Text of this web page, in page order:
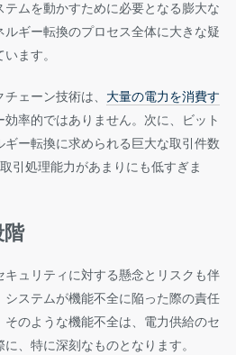
ムを動かすために必要となる膨大な
ギー転換のプロセス全体に大きな疑
ます。
ェーン技術は、 大量の電力を消費す
率的ではありません。次に、ビット
ー転換に求められる巨大な取引件数
引処理能力があまりにも低すぎま
ュリティに対する懸念とリスクも伴
ステムが機能不全に陥った際の責任
のような機能不全は、電力供給のセ
、特に深刻なものとなります。